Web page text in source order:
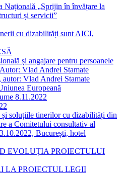
Națională „Sprijin în învățare la
și servicii”
cu dizabilități sunt AICI,
și angajare pentru persoanele
Vlad Andrei Stamate
Vlad Andrei Stamate
Europeană
8.11.2022
și soluțiile tinerilor cu dizabilități din
a Comitetului consultativ al
București, hotel
EVOLUȚIA PROIECTULUI
LA PROIECTUL LEGII